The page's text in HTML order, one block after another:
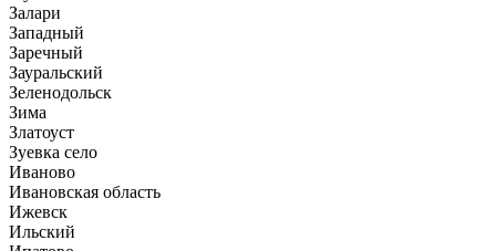
Залари
Западный
Заречный
Зауральский
Зеленодольск
Зима
Златоуст
Зуевка село
Иваново
Ивановская область
Ижевск
Ильский